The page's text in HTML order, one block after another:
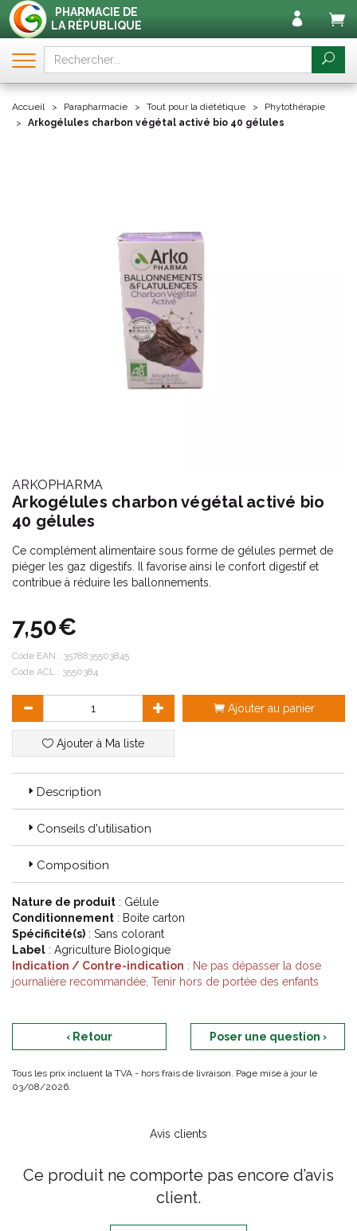
PHARMACIE DE
LA RÉPUBLIQUE
Accueil Parapharmacie Tout pour la diététique
Phytothérapie
Arkogélules charbon végétal activé bio 40 gélules
ARKOPHARMA
Arkogélules charbon végétal activé bio
40 gélules
Ce complément alimentaire sous forme de gélules permet de
piéger les gaz digestifs. Il favorise ainsi le confort digestif et
contribue à réduire les ballonnements.
7,50€
Code EAN : 3578835503845
Code ACL : 3550384
Ajouter au panier
Ajouter à Ma liste
Description
Conseils d'utilisation
Composition
Nature de produit : Gélule
Conditionnement : Boite carton
Spécificité(s) : Sans colorant
Label : Agriculture Biologique
Indication / Contre-indication : Ne pas dépasser la dose
journalière recommandée, Tenir hors de portée des enfants
‹ Retour Poser une question ›
Tous les prix incluent la TVA - hors frais de livraison. Page mise à jour le
03/08/2026.
Avis clients
Ce produit ne comporte pas encore d’avis
client.